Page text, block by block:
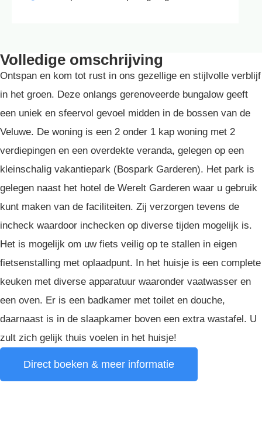
Volledige omschrijving
Ontspan en kom tot rust in ons gezellige en stijlvolle verblijf
in het groen. Deze onlangs gerenoveerde bungalow geeft
een uniek en sfeervol gevoel midden in de bossen van de
Veluwe. De woning is een 2 onder 1 kap woning met 2
verdiepingen en een overdekte veranda, gelegen op een
kleinschalig vakantiepark (Bospark Garderen). Het park is
gelegen naast het hotel de Werelt Garderen waar u gebruik
kunt maken van de faciliteiten. Zij verzorgen tevens de
incheck waardoor inchecken op diverse tijden mogelijk is.
Het is mogelijk om uw fiets veilig op te stallen in eigen
fietsenstalling met oplaadpunt. In het huisje is een complete
keuken met diverse apparatuur waaronder vaatwasser en
een oven. Er is een badkamer met toilet en douche,
daarnaast is in de slaapkamer boven een extra wastafel. U
zult zich gelijk thuis voelen in het huisje!
Direct boeken & meer informatie